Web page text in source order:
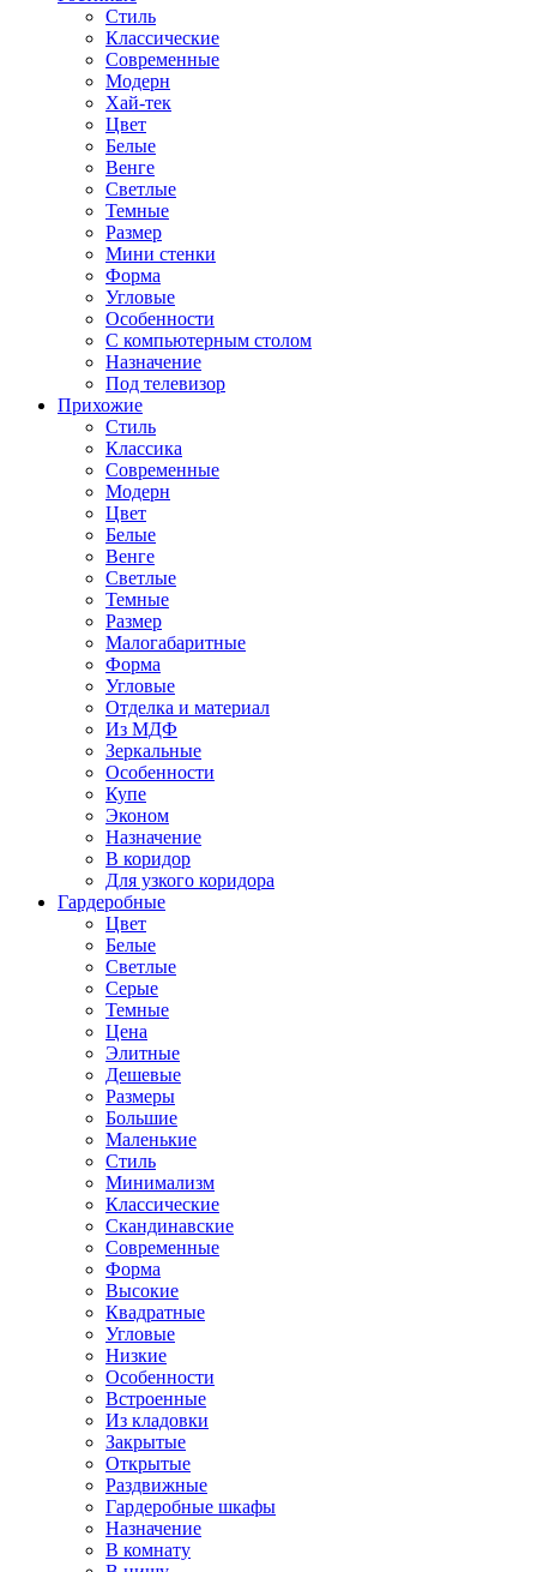
Стиль
Классические
Современные
Модерн
Хай-тек
Цвет
Белые
Венге
Светлые
Темные
Размер
Мини стенки
Форма
Угловые
Особенности
С компьютерным столом
Назначение
Под телевизор
Прихожие
Стиль
Классика
Современные
Модерн
Цвет
Белые
Венге
Светлые
Темные
Размер
Малогабаритные
Форма
Угловые
Отделка и материал
Из МДФ
Зеркальные
Особенности
Купе
Эконом
Назначение
В коридор
Для узкого коридора
Гардеробные
Цвет
Белые
Светлые
Серые
Темные
Цена
Элитные
Дешевые
Размеры
Большие
Маленькие
Стиль
Минимализм
Классические
Скандинавские
Современные
Форма
Высокие
Квадратные
Угловые
Низкие
Особенности
Встроенные
Из кладовки
Закрытые
Открытые
Раздвижные
Гардеробные шкафы
Назначение
В комнату